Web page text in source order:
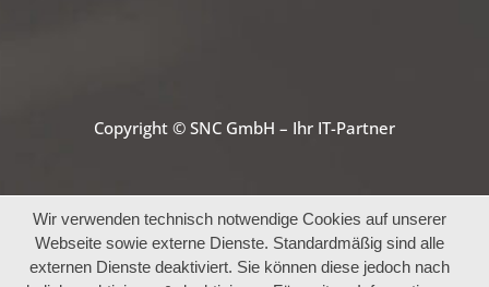
Copyright © SNC GmbH – Ihr IT-Partner
Wir verwenden technisch notwendige Cookies auf unserer
Webseite sowie externe Dienste. Standardmäßig sind alle
externen Dienste deaktiviert. Sie können diese jedoch nach